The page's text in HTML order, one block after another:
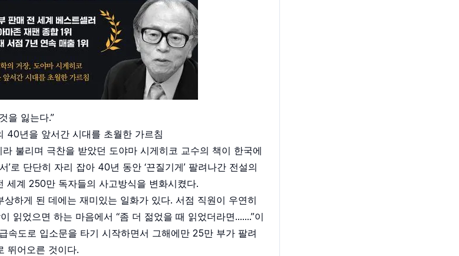
을 잃는다.”
40년을 앞서간 시대를 초월한 가르침
라 불리며 극찬을 받았던 도야마 시게히코 교수의 책이 한국에
’로 단단히 자리 잡아 40년 동안 ‘끈질기게’ 팔려나간 전설의
세계 250만 독자들의 사고방식을 변화시켰다.
하게 된 데에는 재미있는 일화가 있다. 서점 직원이 우연히
읽었으면 하는 마음에서 “좀 더 젊었을 때 읽었더라면…….”이
속도로 입소문을 타기 시작하면서 그해에만 25만 부가 팔려
뛰어오른 것이다.